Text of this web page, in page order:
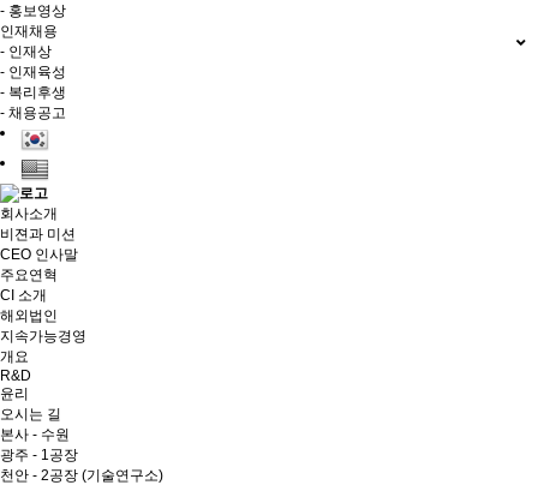
- 홍보영상
인재채용
- 인재상
- 인재육성
- 복리후생
- 채용공고
회사소개
비젼과 미션
CEO 인사말
주요연혁
CI 소개
해외법인
지속가능경영
개요
R&D
윤리
오시는 길
본사 - 수원
광주 - 1공장
천안 - 2공장 (기술연구소)